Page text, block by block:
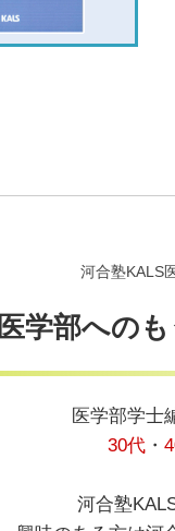
河合塾KALS
医学部への
医学部学士
30代 ・
河合塾